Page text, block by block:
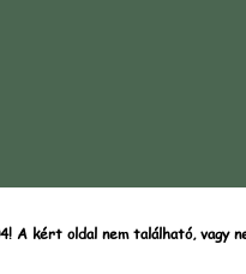
A kért oldal nem található, vagy